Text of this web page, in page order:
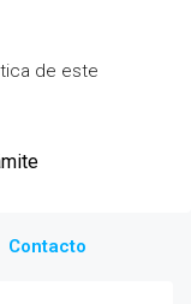
de este
Contacto